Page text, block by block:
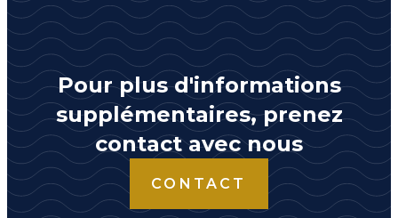
Pour plus d'informations
supplémentaires, prenez
contact avec nous
CONTACT